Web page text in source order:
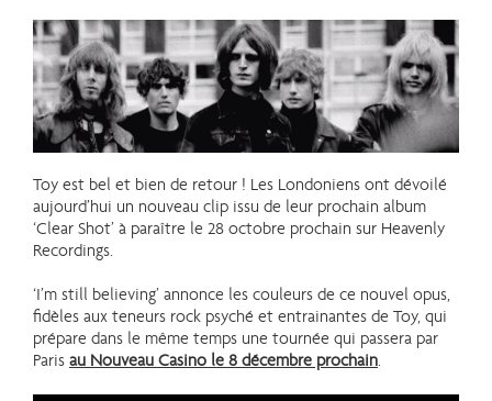
Toy est bel et bien de retour ! Les Londoniens ont dévoilé
aujourd’hui un nouveau clip issu de leur prochain album
‘Clear Shot’ à paraître le 28 octobre prochain sur Heavenly
Recordings.
‘I’m still believing’ annonce les couleurs de ce nouvel opus,
fidèles aux teneurs rock psyché et entrainantes de Toy, qui
prépare dans le même temps une tournée qui passera par
Paris au Nouveau Casino le 8 décembre prochain.